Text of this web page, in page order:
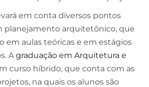
em conta diversos pontos
planejamento arquitetônico, que
em aulas teóricas e em estágios
Agraduação em Arquitetura e
curso híbrido, que conta com as
na quais os alunos são